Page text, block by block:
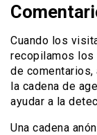
Cuando los
recopilamos los
de
la cadena de
ayudar a la
Una cadena